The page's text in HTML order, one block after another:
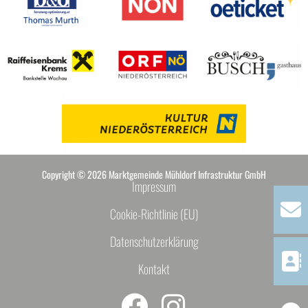
Copyright © 2026 Marktgemeinde Mühldorf Infrastruktur GmbH
Impressum
Cookie-Richtlinie (EU)
Datenschutzerklärung
Kontakt